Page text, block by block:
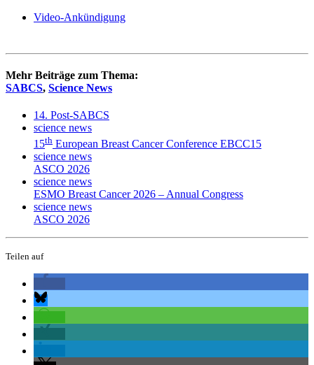
Video-Ankündigung
Mehr Beiträge zum Thema:
SABCS, Science News
14. Post-SABCS
science news
15th European Breast Cancer Conference EBCC15
science news
ASCO 2026
science news
ESMO Breast Cancer 2026 – Annual Congress
science news
ASCO 2026
Teilen auf